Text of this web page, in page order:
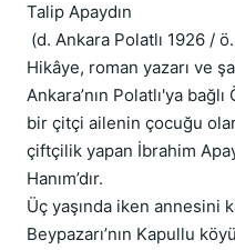
Talip Apaydın
Hikâye, roman yazarı ve
Ankara’nın Polatlı'ya
bir çitçi ailenin çocuğu
çiftçilik yapan İbrahim
Hanım’dır.
Üç yaşında iken annesini
Beypazarı’nın Kapullu